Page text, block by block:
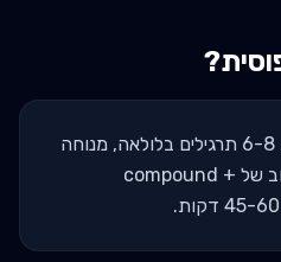
אימון מעגלי או כוח-מטבולי: 6-8 תרגילים בלולאה, מנוחה
קצרה (30-60 שניות). שילוב של compound +